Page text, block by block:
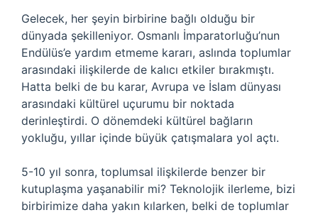
Gelecek, her şeyin birbirine bağlı olduğu bir
dünyada şekilleniyor. Osmanlı İmparatorluğu’nun
Endülüs’e yardım etmeme kararı, aslında toplumlar
arasındaki ilişkilerde de kalıcı etkiler bırakmıştı.
Hatta belki de bu karar, Avrupa ve İslam dünyası
arasındaki kültürel uçurumu bir noktada
derinleştirdi. O dönemdeki kültürel bağların
yokluğu, yıllar içinde büyük çatışmalara yol açtı.
5-10 yıl sonra, toplumsal ilişkilerde benzer bir
kutuplaşma yaşanabilir mi? Teknolojik ilerleme, bizi
birbirimize daha yakın kılarken, belki de toplumlar